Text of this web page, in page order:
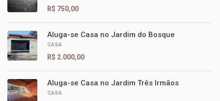
R$ 750,00
Aluga-se Casa no Jardim do Bosque
CASA
R$ 2.000,00
Aluga-se Casa no Jardim Três Irmãos
CASA